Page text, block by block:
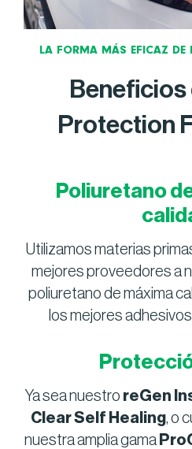
LA FORMA MÁS EFICAZ DE
Beneficios
Protection
Poliuretano
Utilizamos materias
mejores proveedores a
poliuretano de máxima
los mejores
Ya sea nuestro reGen
Clear Self Healing, o
nuestra amplia gama